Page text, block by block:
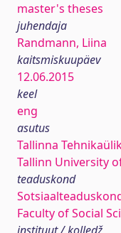
master's theses
juhendaja
Randmann, Liina
kaitsmiskuupäev
12.06.2015
keel
eng
asutus
Tallinna
Tallinn University
teaduskond
Faculty of Social